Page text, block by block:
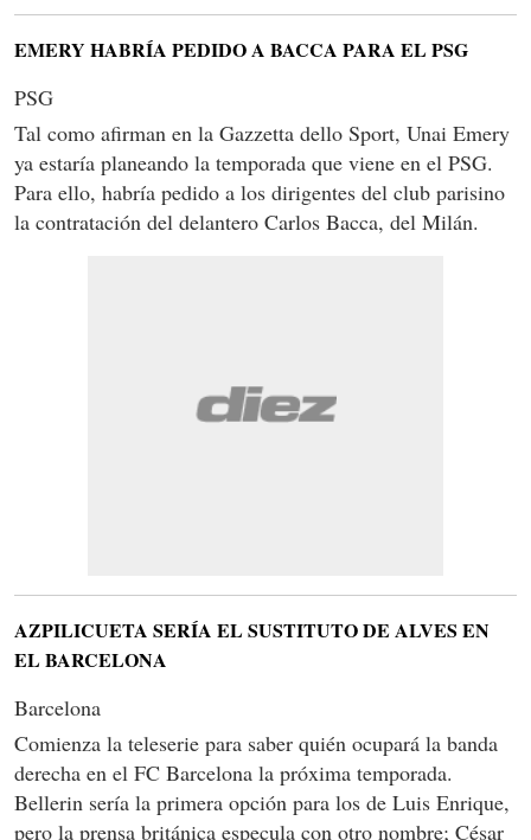
EMERY HABRÍA PEDIDO A BACCA PARA EL PSG
PSG
Tal como afirman en la Gazzetta dello Sport, Unai Emery
ya estaría planeando la temporada que viene en el PSG.
Para ello, habría pedido a los dirigentes del club parisino
la contratación del delantero Carlos Bacca, del Milán.
AZPILICUETA SERÍA EL SUSTITUTO DE ALVES EN
EL BARCELONA
Barcelona
Comienza la teleserie para saber quién ocupará la banda
derecha en el FC Barcelona la próxima temporada.
Bellerin sería la primera opción para los de Luis Enrique,
pero la prensa británica especula con otro nombre; César